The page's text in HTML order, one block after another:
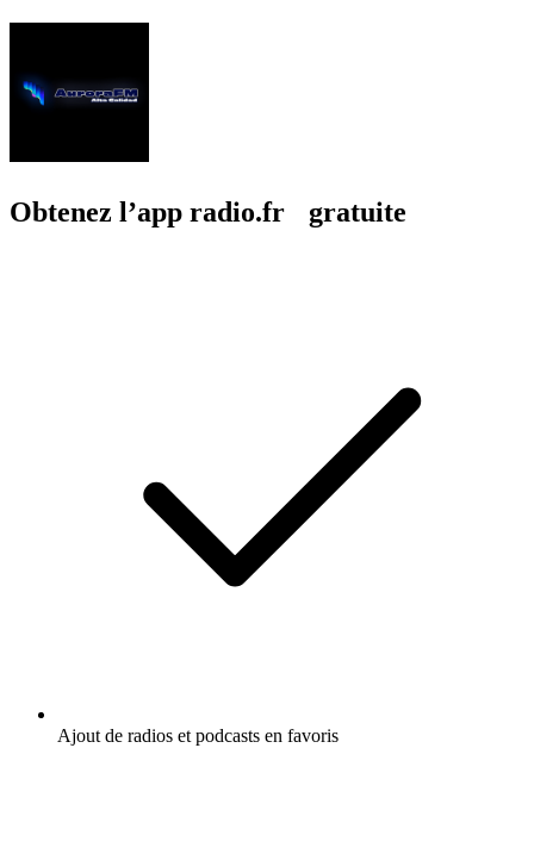
Obtenez l’app radio.fr gratuite
Ajout de radios et podcasts en favoris